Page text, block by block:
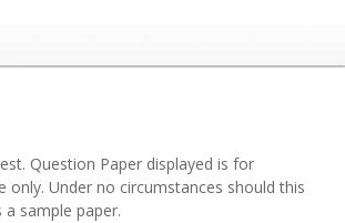
Question Paper displayed is for
only. Under no circumstances should this
sample paper.